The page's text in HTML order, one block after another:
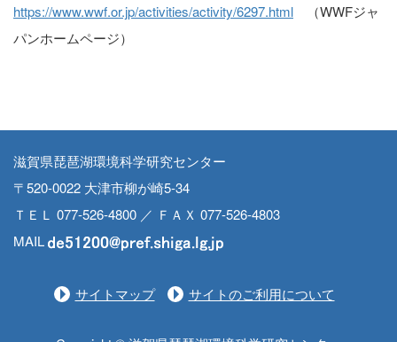
https://www.wwf.or.jp/activities/activity/6297.html （WWFジャ
パンホームページ）
滋賀県琵琶湖環境科学研究センター
〒520-0022 大津市柳が崎5-34
ＴＥＬ 077-526-4800 ／ ＦＡＸ 077-526-4803
MAIL
サイトマップ サイトのご利用について